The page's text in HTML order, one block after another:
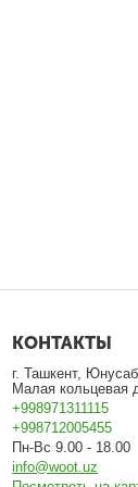
КОНТАКТЫ
г. Ташкент,
Малая кольцевая
+998971311115
+998712005455
Пн-Вс 9.00 - 18.00
info@woot.uz